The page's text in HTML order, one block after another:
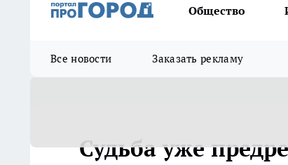
Общество
Все новости Заказать рекламу
Судьба уже